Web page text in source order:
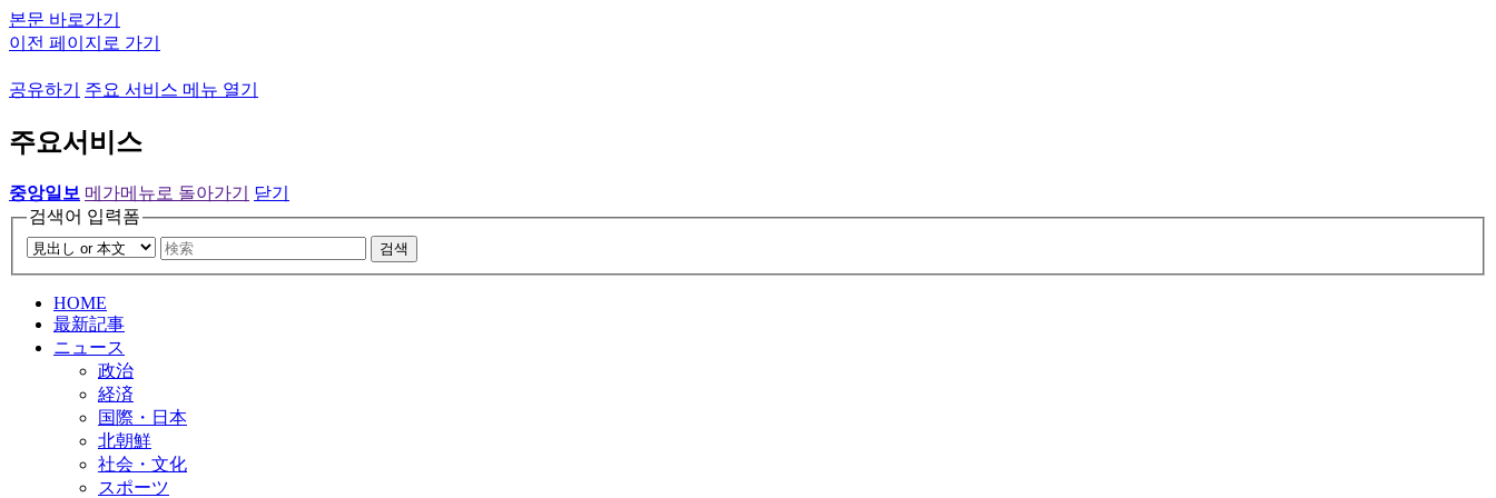
본문 바로가기
이전 페이지로 가기
공유하기 주요 서비스 메뉴 열기
주요서비스
중앙일보 메가메뉴로 돌아가기
닫기
검색어 입력폼
검색
HOME
最新記事
ニュース
政治
経済
国際・日本
北朝鮮
社会・文化
スポーツ